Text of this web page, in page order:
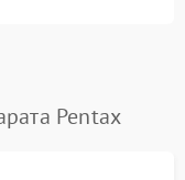
Pentax